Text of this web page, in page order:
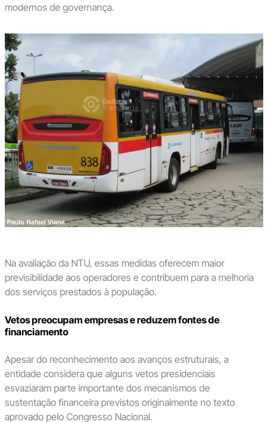
modernos de governança.
Na avaliação da NTU, essas medidas oferecem maior
previsibilidade aos operadores e contribuem para a melhoria
dos serviços prestados à população.
Vetos preocupam empresas e reduzem fontes de
financiamento
Apesar do reconhecimento aos avanços estruturais, a
entidade considera que alguns vetos presidenciais
esvaziaram parte importante dos mecanismos de
sustentação financeira previstos originalmente no texto
aprovado pelo Congresso Nacional.